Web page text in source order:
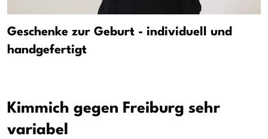
Geschenke zur Geburt - individuell und
handgefertigt
Kimmich gegen Freiburg sehr
variabel